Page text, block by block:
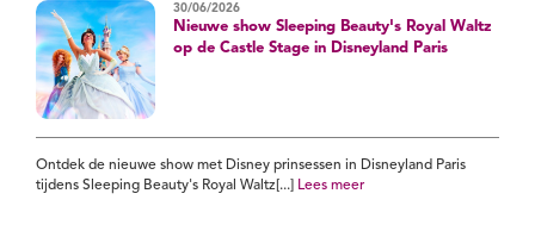
30/06/2026
Nieuwe show Sleeping Beauty's Royal Waltz
op de Castle Stage in Disneyland Paris
Ontdek de nieuwe show met Disney prinsessen in Disneyland Paris
tijdens Sleeping Beauty's Royal Waltz[...]
Lees meer